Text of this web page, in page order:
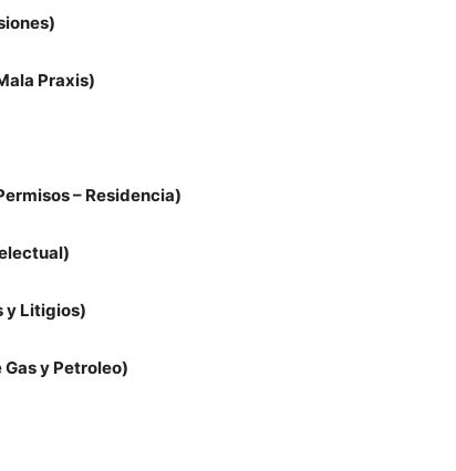
Praxis)
– Residencia)
y Litigios)
y Petroleo)